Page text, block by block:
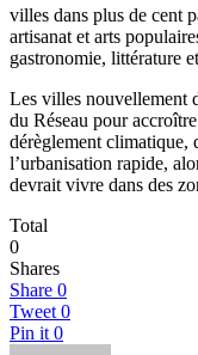
villes dans plus de cent
artisanat et arts
gastronomie, littérature
Les villes nouvellement
du Réseau pour
dérèglement climatique,
l’urbanisation rapide,
devrait vivre dans des
Total
0
Shares
Share 0
Tweet 0
Pin it 0